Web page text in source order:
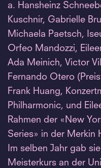
a. Hansheinz
Kuschnir, Gabrielle
Michaela Paetsch,
Orfeo Mandozzi,
Ada Meinich, Victor
Fernando Otero
Frank Huang,
Philharmonic, und
Rahmen der «New
Series» in der Merkin
Im selben Jahr gab
Meisterkurs an der